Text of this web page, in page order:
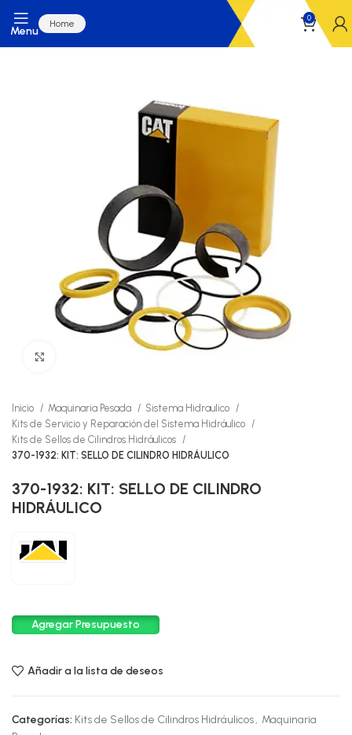
Menu
Home
0
Inicio Maquinaria Pesada
Sistema Hidraulico
Kits de Servicio y Reparación del Sistema Hidráulico
Kits de Sellos de Cilindros Hidráulicos
370-1932: KIT: SELLO DE CILINDRO HIDRÁULICO
370-1932: KIT: SELLO DE CILINDRO
HIDRÁULICO
Agregar Presupuesto
Añadir a la lista de deseos
Categorías: Kits de Sellos de Cilindros Hidráulicos, Maquinaria